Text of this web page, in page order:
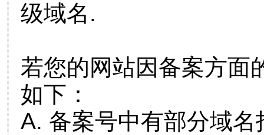
级域名.
若您的网站因备案方面
如下：
A. 备案号中有部分域